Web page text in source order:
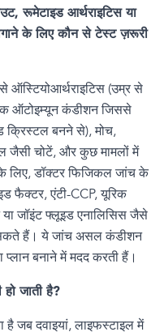
,रूमेटाइड आर्थराइटिस या
के लिए कौन से टेस्ट ज़रूरी
ऑस्टियोआर्थराइटिस (उम्र से
ऑटोइम्यून कंडीशन जिससे
क्रिस्टल बनने से),मोच,
जैसी चोटें, और कुछ मामलों में
लिए,डॉक्टर फिजिकल जांच के
फैक्टर,एंटी-CCP,यूरिक
जॉइंट फ्लूइड एनालिसिस जैसे
सकते हैं। ये जांच असल कंडीशन
बनाने में मदद करती हैं।
जाती है?
है जब दवाइयां,लाइफस्टाइल में